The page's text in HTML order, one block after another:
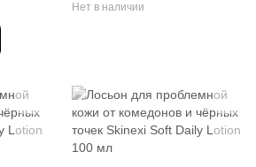
Нет в наличии